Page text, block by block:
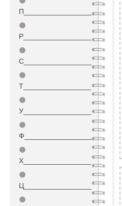
П_________________
⚫
Р_________________
⚫
С_________________
⚫
Т_________________
⚫
У_________________
⚫
Ф_________________
⚫
Х_________________
⚫
Ц_________________
⚫